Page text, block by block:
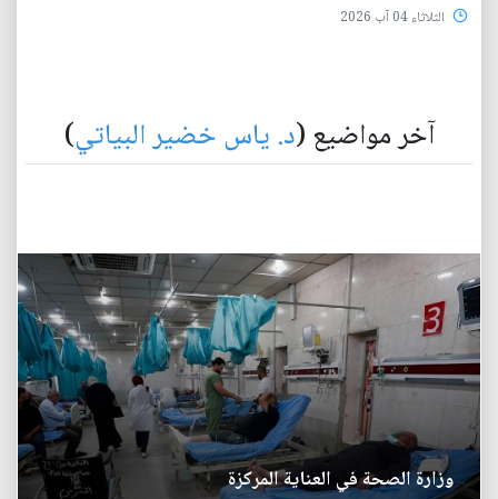
الثلاثاء 04 آب 2026
آخر مواضيع (د. ياس خضير البياتي)
وزارة الصحة في العناية المركزة